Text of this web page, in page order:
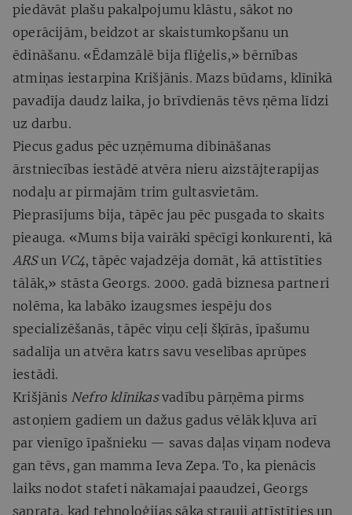
piedāvāt plašu pakalpojumu klāstu, sākot no
operācijām, beidzot ar skaistumkopšanu un
ēdināšanu. «Ēdamzālē bija flīģelis,» bērnības
atmiņas iestarpina Krišjānis. Mazs būdams, klīnikā
pavadīja daudz laika, jo brīvdienās tēvs ņēma līdzi
uz darbu.
Piecus gadus pēc uzņēmuma dibināšanas
ārstniecības iestādē atvēra nieru aizstājterapijas
nodaļu ar pirmajām trim gultasvietām.
Pieprasījums bija, tāpēc jau pēc pusgada to skaits
pieauga. «Mums bija vairāki spēcīgi konkurenti, kā
ARSun VC4, tāpēc vajadzēja domāt, kā attīstīties
tālāk,» stāsta Georgs. 2000. gadā biznesa partneri
nolēma, ka labāko izaugsmes iespēju dos
specializēšanās, tāpēc viņu ceļi šķīrās, īpašumu
sadalīja un atvēra katrs savu veselības aprūpes
iestādi.
Krišjānis Nefro klīnikasvadību pārņēma pirms
astoņiem gadiem un dažus gadus vēlāk kļuva arī
par vienīgo īpašnieku — savas daļas viņam nodeva
gan tēvs, gan mamma Ieva Zepa. To, ka pienācis
laiks nodot stafeti nākamajai paaudzei, Georgs
saprata, kad tehnoloģijas sāka strauji attīstīties un